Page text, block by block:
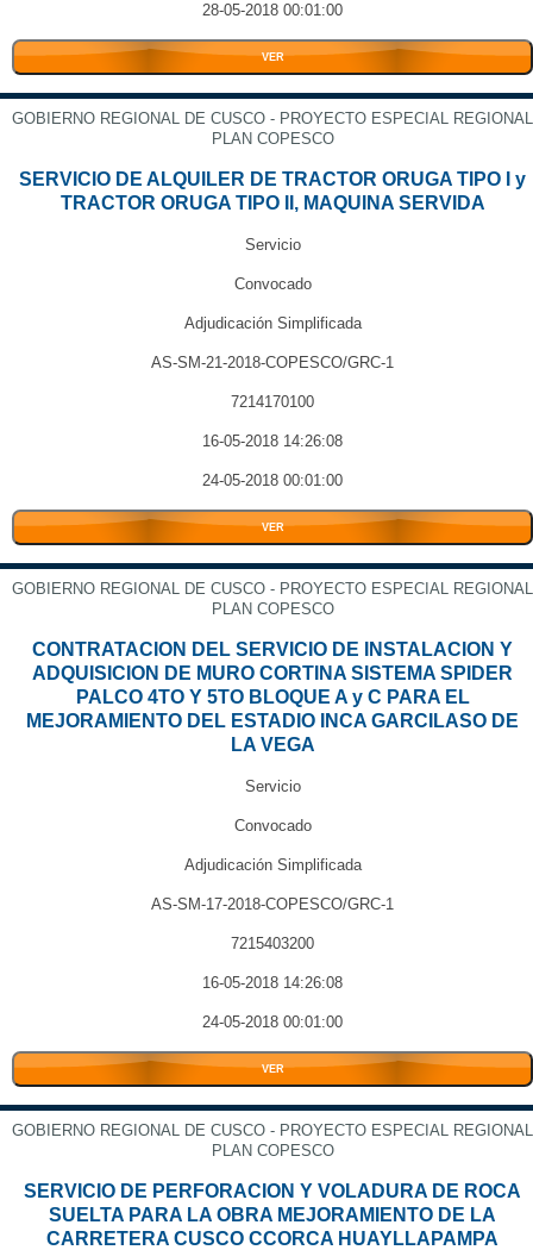
28-05-2018 00:01:00
VER
GOBIERNO REGIONAL DE CUSCO - PROYECTO ESPECIAL REGIONAL
PLAN COPESCO
SERVICIO DE ALQUILER DE TRACTOR ORUGA TIPO I y
TRACTOR ORUGA TIPO II, MAQUINA SERVIDA
Servicio
Convocado
Adjudicación Simplificada
AS-SM-21-2018-COPESCO/GRC-1
7214170100
16-05-2018 14:26:08
24-05-2018 00:01:00
VER
GOBIERNO REGIONAL DE CUSCO - PROYECTO ESPECIAL REGIONAL
PLAN COPESCO
CONTRATACION DEL SERVICIO DE INSTALACION Y
ADQUISICION DE MURO CORTINA SISTEMA SPIDER
PALCO 4TO Y 5TO BLOQUE A y C PARA EL
MEJORAMIENTO DEL ESTADIO INCA GARCILASO DE
LA VEGA
Servicio
Convocado
Adjudicación Simplificada
AS-SM-17-2018-COPESCO/GRC-1
7215403200
16-05-2018 14:26:08
24-05-2018 00:01:00
VER
GOBIERNO REGIONAL DE CUSCO - PROYECTO ESPECIAL REGIONAL
PLAN COPESCO
SERVICIO DE PERFORACION Y VOLADURA DE ROCA
SUELTA PARA LA OBRA MEJORAMIENTO DE LA
CARRETERA CUSCO CCORCA HUAYLLAPAMPA